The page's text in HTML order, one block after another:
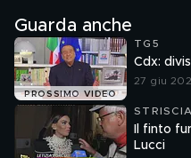
Guarda anche
PROSSIMO VIDEO
TG5
Cdx:
27 giu
Il finto
Lucci